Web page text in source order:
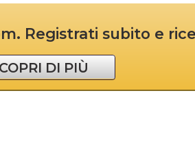
Registrati subito e
DI PIÙ